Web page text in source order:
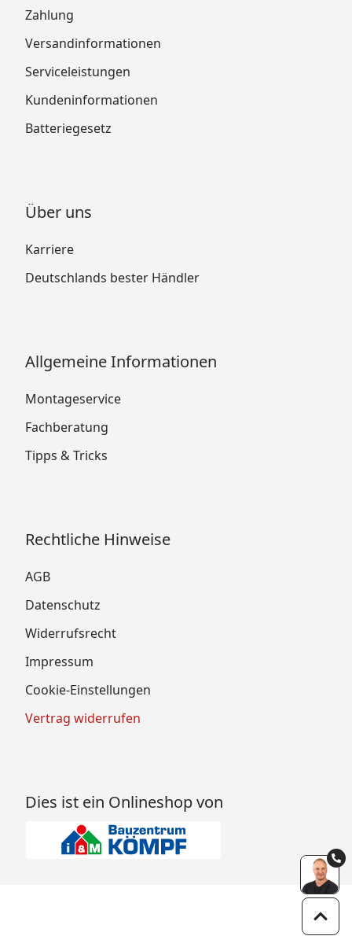
Zahlung
Versandinformationen
Serviceleistungen
Kundeninformationen
Batteriegesetz
Über uns
Karriere
Deutschlands bester Händler
Allgemeine Informationen
Montageservice
Fachberatung
Tipps & Tricks
Rechtliche Hinweise
AGB
Datenschutz
Widerrufsrecht
Impressum
Cookie-Einstellungen
Vertrag widerrufen
Dies ist ein Onlineshop von